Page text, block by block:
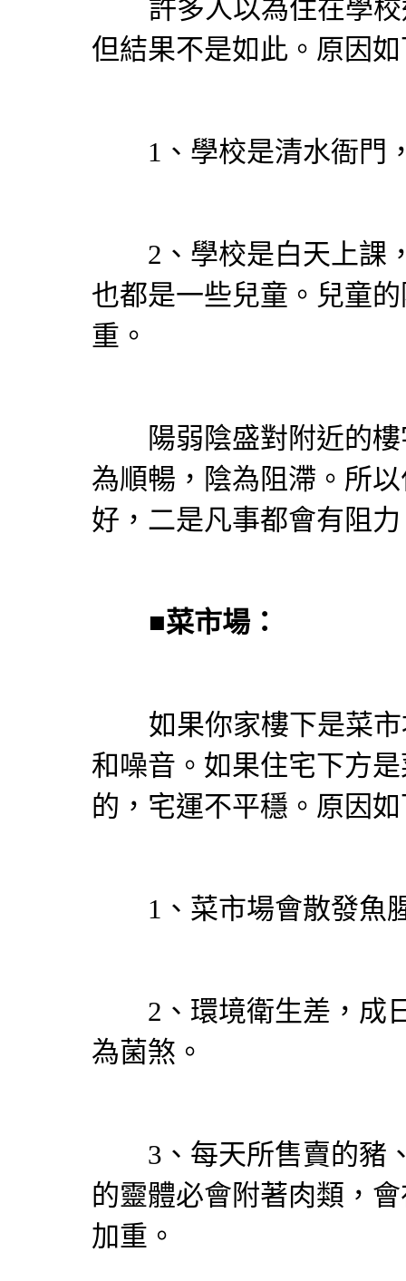
許多人以為住在學校
但結果不是如此。原因
1、學校是清水衙門
2、學校是白天上課，
也都是一些兒童。兒童
重。
陽弱陰盛對附近的樓
為順暢，陰為阻滯。所
好，二是凡事都會有阻
■菜市場：
如果你家樓下是菜市
和噪音。如果住宅下方
的，宅運不平穩。原因
1、菜市場會散發魚
2、環境衛生差，成日
為菌煞。
3、每天所售賣的豬、
的靈體必會附著肉類，
加重。